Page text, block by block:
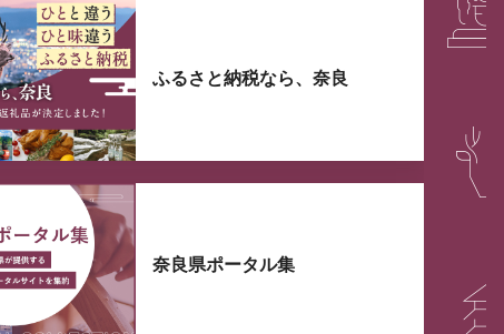
ふるさと納税なら、奈良
奈良県ポータル集